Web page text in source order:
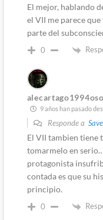
El mejor, hablando
el VII me parece
parte del
0
9 años han pasado
Responde a Save
El VII tambien tiene
tomarmelo en
protagonista
contada es que su
principio.
0